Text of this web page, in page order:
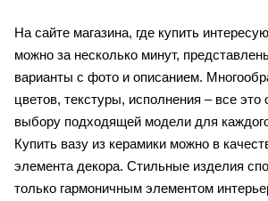
На сайте магазина, где купить
можно за несколько минут,
варианты с фото и описанием.
цветов, текстуры, исполнения – все это
выбору подходящей модели для
Купить вазу из керамики можно в
элемента декора. Стильные изделия
только гармоничным элементом